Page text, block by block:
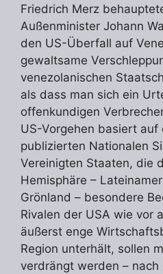
Friedrich Merz
Außenminister Johann
den US-Überfall auf
gewaltsame
venezolanischen
als dass man sich ein
offenkundigen
US-Vorgehen basiert
publizierten Nationalen
Vereinigten Staaten, die
Hemisphäre –
Grönland – besondere
Rivalen der USA wie vor
äußerst enge
Region unterhält, sollen
verdrängt werden –